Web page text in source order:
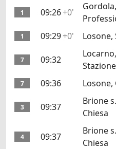
1 09:26+0'
1 09:29+0' Losone,
7 09:32
Stazione
7 09:36 Losone,
3 09:37
Brione
Chiesa
4 09:37
Brione
Chiesa